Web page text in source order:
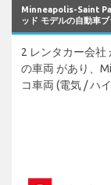
Minneapolis-Saint
ッド モデルの自動車ブ
2 レンタカー会社
の車両 があり、
コ車両 (電気 / ハ